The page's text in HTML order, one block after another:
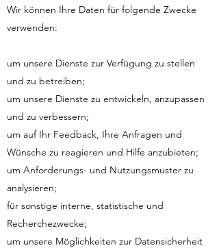
Wir können Ihre Daten für folgende Zwecke
verwenden:
um unsere Dienste zur Verfügung zu stellen
und zu betreiben;
um unsere Dienste zu entwickeln, anzupassen
und zu verbessern;
um auf Ihr Feedback, Ihre Anfragen und
Wünsche zu reagieren und Hilfe anzubieten;
um Anforderungs- und Nutzungsmuster zu
analysieren;
für sonstige interne, statistische und
Recherchezwecke;
um unsere Möglichkeiten zur Datensicherheit